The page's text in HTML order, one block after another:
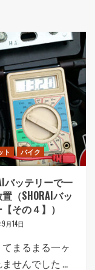
ト バイク
バッテリーで一
（SHORAIバッ
その４】）
月14日
まるまる一ヶ
ませんでした ...